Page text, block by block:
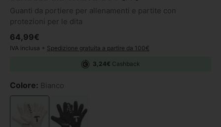
Guanti da portiere per allenamenti e partite con
protezioni per le dita
Prezzo di listino
64,99€
IVA inclusa + Spedizione gratuita a partire da 100€
3,24€ Cashback
Colore: Bianco